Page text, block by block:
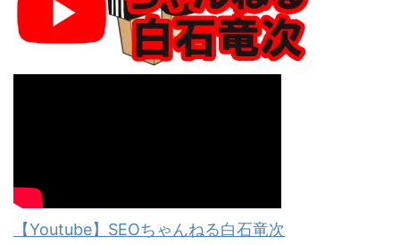
【Youtube】SEOちゃんねる白石竜次